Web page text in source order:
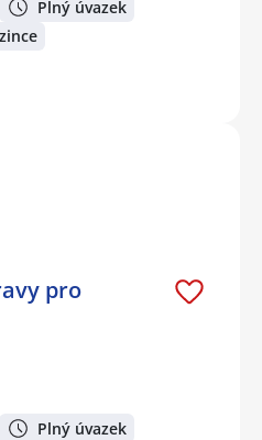
Plný úvazek
pro
Plný úvazek